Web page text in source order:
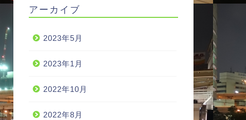
アーカイブ
2023年5月
2023年1月
2022年10月
2022年8月